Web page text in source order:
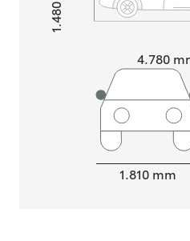
Længde
4.780
Højt1.480
Bredde
1.810 mm